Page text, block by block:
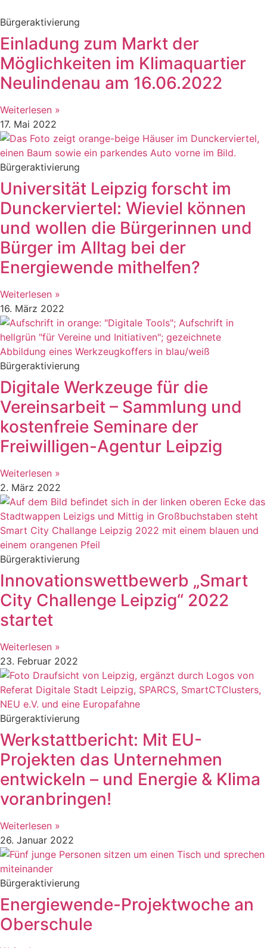
Bürgeraktivierung
Einladung zum Markt der
Möglichkeiten im Klimaquartier
Neulindenau am 16.06.2022
Weiterlesen »
17. Mai 2022
Bürgeraktivierung
Universität Leipzig forscht im
Dunckerviertel: Wieviel können
und wollen die Bürgerinnen und
Bürger im Alltag bei der
Energiewende mithelfen?
Weiterlesen »
16. März 2022
Bürgeraktivierung
Digitale Werkzeuge für die
Vereinsarbeit – Sammlung und
kostenfreie Seminare der
Freiwilligen-Agentur Leipzig
Weiterlesen »
2. März 2022
Bürgeraktivierung
Innovationswettbewerb „Smart
City Challenge Leipzig“ 2022
startet
Weiterlesen »
23. Februar 2022
Bürgeraktivierung
Werkstattbericht: Mit EU-
Projekten das Unternehmen
entwickeln – und Energie & Klima
voranbringen!
Weiterlesen »
26. Januar 2022
Bürgeraktivierung
Energiewende-Projektwoche an
Oberschule